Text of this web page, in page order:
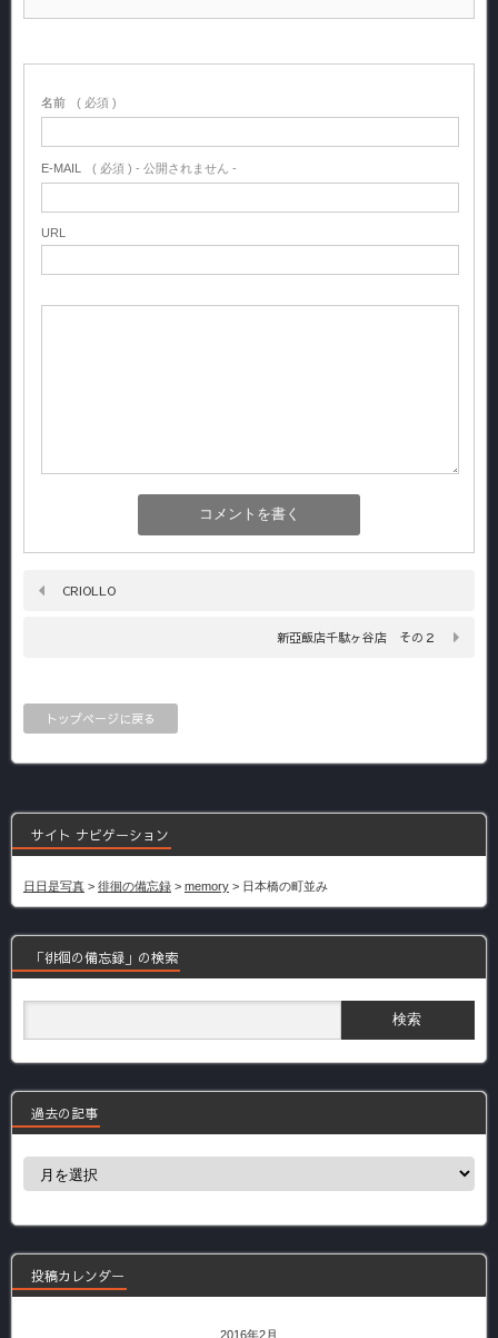
名前 ( 必須 )
E-MAIL ( 必須 ) - 公開されません -
URL
CRIOLLO
新亞飯店千駄ヶ谷店 その２
トップページに戻る
サイト ナビゲーション
日日是写真 > 徘徊の備忘録 > memory > 日本橋の町並み
「徘徊の備忘録」の検索
過去の記事
過
事
投稿カレンダー
2016年2月